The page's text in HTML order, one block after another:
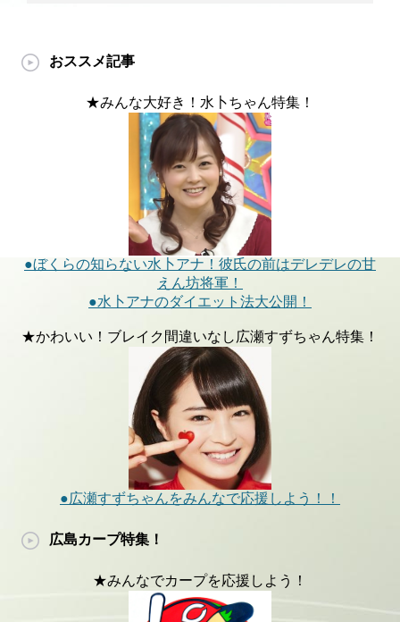
おススメ記事
★みんな大好き！水卜ちゃん特集！
●ぼくらの知らない水卜アナ！彼氏の前はデレデレの甘
えん坊将軍！
●水卜アナのダイエット法大公開！
★かわいい！ブレイク間違いなし広瀬すずちゃん特集！
●広瀬すずちゃんをみんなで応援しよう！！
広島カープ特集！
★みんなでカープを応援しよう！